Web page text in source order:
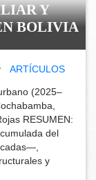
Y
BOLIVIA
ARTÍCULOS
(2025–
RESUMEN:
del
y